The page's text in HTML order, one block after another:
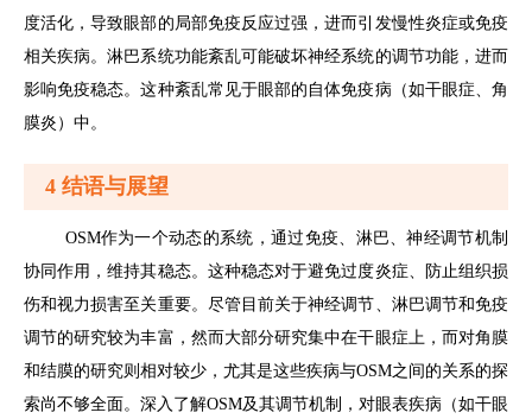
度活化，导致眼部的局部免疫反应过强，进而引发慢性炎症或免疫
相关疾病。淋巴系统功能紊乱可能破坏神经系统的调节功能，进而
影响免疫稳态。这种紊乱常见于眼部的自体免疫病（如干眼症、角
膜炎）中。
4 结语与展望
OSM作为一个动态的系统，通过免疫、淋巴、神经调节机制
协同作用，维持其稳态。这种稳态对于避免过度炎症、防止组织损
伤和视力损害至关重要。尽管目前关于神经调节、淋巴调节和免疫
调节的研究较为丰富，然而大部分研究集中在干眼症上，而对角膜
和结膜的研究则相对较少，尤其是这些疾病与OSM之间的关系的探
索尚不够全面。深入了解OSM及其调节机制，对眼表疾病（如干眼